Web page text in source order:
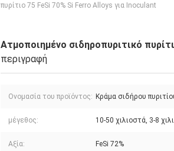
πυρίτιο 75 FeSi 70% Si Ferro Alloys για Inoculant
Ατμοποιημένο σιδηροπυριτικό
περιγραφή
Ονομασία του προϊόντος: Κράμα σιδήρου
μέγεθος: 10-50 χιλιοστά, 3-8
Αξία: FeSi 72%